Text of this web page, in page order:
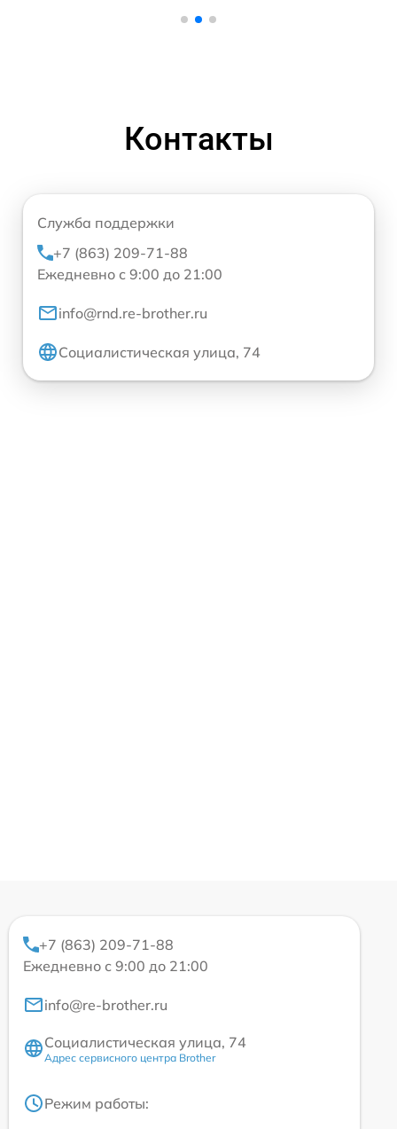
Контакты
Служба поддержки
+7 (863) 209-71-88
Ежедневно с 9:00 до 21:00
info@rnd.re-brother.ru
Социалистическая улица, 74
+7 (863) 209-71-88
Ежедневно с 9:00 до 21:00
info@re-brother.ru
Социалистическая улица, 74
Адрес сервисного центра Brother
Режим работы: